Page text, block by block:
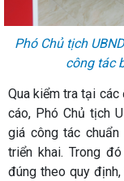
Phó Chủ tịch
công tác
Qua kiểm tra tại
cáo, Phó Chủ tịch
giá công tác
triển khai. Trong
đúng theo quy